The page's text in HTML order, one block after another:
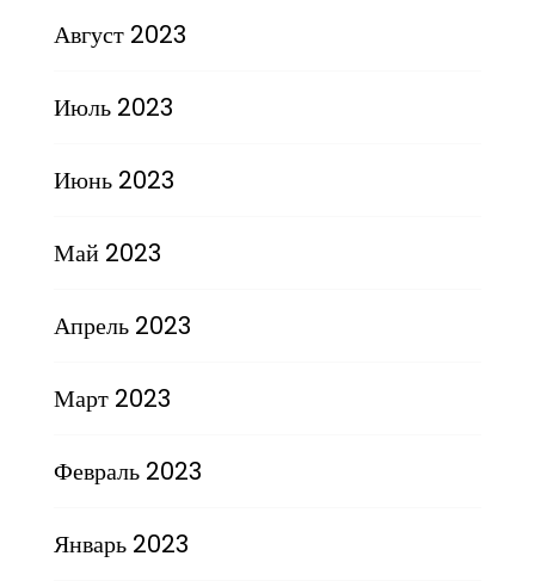
Август 2023
Июль 2023
Июнь 2023
Май 2023
Апрель 2023
Март 2023
Февраль 2023
Январь 2023